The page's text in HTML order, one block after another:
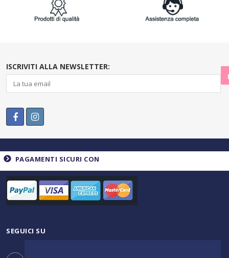
ISCRIVITI ALLA NEWSLETTER:
PAGAMENTI SICURI CON
SEGUICI SU